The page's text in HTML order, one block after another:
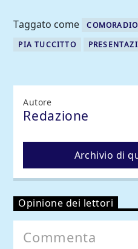
Taggato come
PIA TUCCITTO
Autore
Redazione
Archivio di
Opinione dei lettori
Commenta